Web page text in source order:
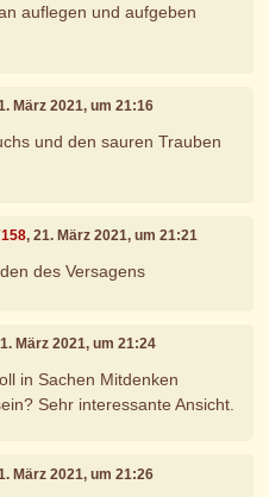
auflegen und aufgeben
März 2021, um 21:16
und den sauren Trauben
, 21. März 2021, um 21:21
des Versagens
März 2021, um 21:24
in Sachen Mitdenken
Sehr interessante Ansicht.
März 2021, um 21:26